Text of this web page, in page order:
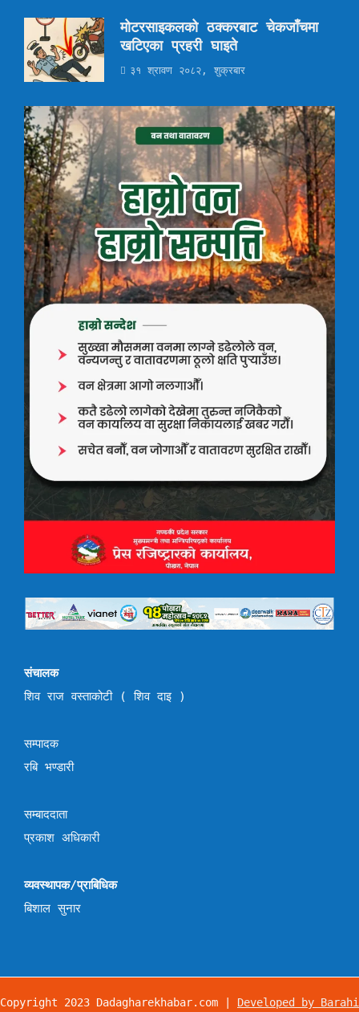
मोटरसाइकलको ठक्करबाट चेकजाँचमा
खटिएका प्रहरी घाइते
३१ श्रावण २०८२, शुक्रबार
संचालक
शिव राज वस्ताकोटी ( शिव दाइ )
सम्पादक
रबि भण्डारी
सम्बाददाता
प्रकाश अधिकारी
व्यवस्थापक/प्राबिधिक
बिशाल सुनार
Copyright 2023 Dadagharekhabar.com | Developed by Barahi